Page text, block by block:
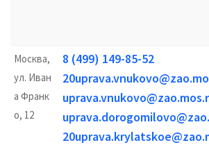
Москва,
ул. Иван
а Франк
о, 12
8 (499) 149-85-52